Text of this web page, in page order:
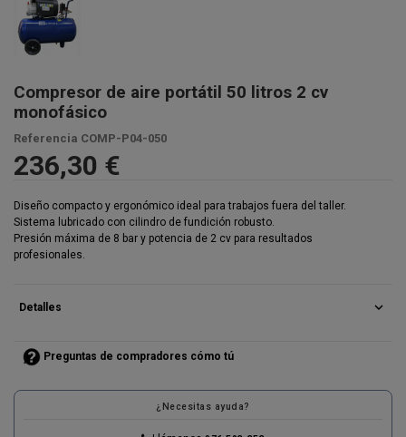
Compresor de aire portátil 50 litros 2 cv
monofásico
Referencia COMP-P04-050
236,30 €
Diseño compacto y ergonómico ideal para trabajos fuera del taller.
Sistema lubricado con cilindro de fundición robusto.
Presión máxima de 8 bar y potencia de 2 cv para resultados
profesionales.
Detalles expand_more
Preguntas de compradores cómo tú
¿Necesitas ayuda?